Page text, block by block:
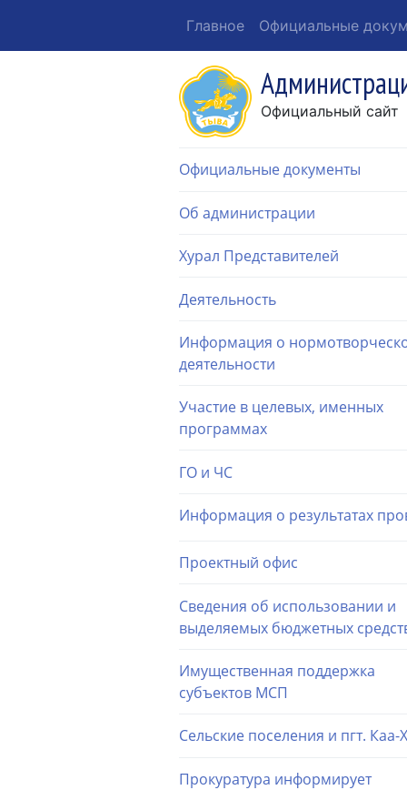
Главное Официальные
Официальный сайт
Официальные документы
Об администрации
Хурал Представителей
Деятельность
Информация о
деятельности
Участие в целевых, именных
программах
ГО и ЧС
Информация о результатах
Проектный офис
Сведения об использовании и
выделяемых бюджетных
Имущественная поддержка
субъектов МСП
Сельские поселения и пгт. Каа-
Прокуратура информирует